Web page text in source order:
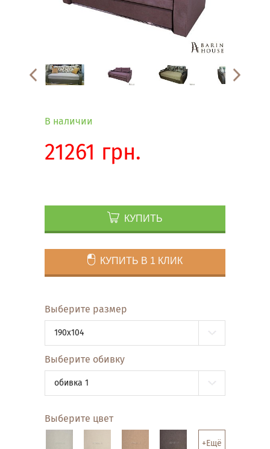
В наличии
21261 грн.
КУПИТЬ
КУПИТЬ В 1 КЛИК
Выберите размер
190x104
Выберите обивку
обивка 1
Выберите цвет
+Ещё